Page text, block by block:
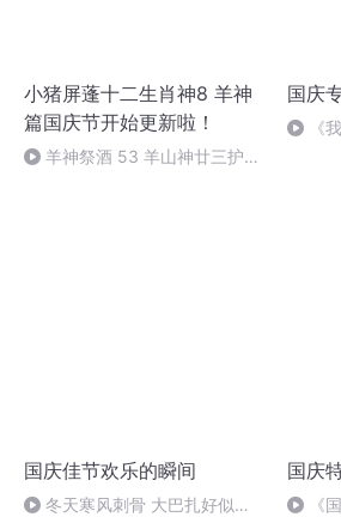
小猪屏蓬十二生肖神8 羊神
篇国庆节开始更新啦！
羊神祭酒 53 羊山神廿三护祭
国庆
《
国庆佳节欢乐的瞬间
冬天寒风刺骨 大巴扎好似温
国庆
《